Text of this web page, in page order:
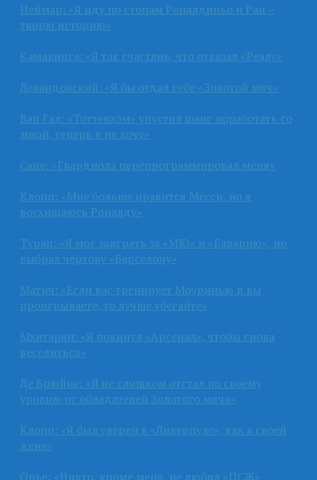
Неймар: «Я иду по стопам Роналдиньо и Раи –
творю историю»
Камавинга: «Я так счастлив, что отказал «Реалу»
Левандовский: «Я бы отдал себе «Золотой мяч»
Ван Гал: «Тоттенхэм» упустил шанс поработать со
мной, теперь я не хочу»
Сане: «Гвардиола перепрограммировал меня»
Клопп: «Мне больше нравится Месси, но я
восхищаюсь Роналду»
Туран: «Я мог заиграть за «МЮ» и «Баварию», но
выбрал чёртову «Барселону»
Матич: «Если вас тренирует Моуринью и вы
проигрываете, то лучше убегайте»
Мхитарян: «Я покинул «Арсенал», чтобы снова
веселиться»
Де Брюйне: «Я не слишком отстал по своему
уровню от обладателей Золотого мяча»
Клопп: «Я был уверен в «Ливерпуле», как в своей
жене»
Орье: «Никто, кроме меня, не любил «ПСЖ»